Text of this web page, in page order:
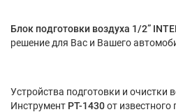
Блок подготовки воздуха 1/2”
решение для Вас и Вашего
Устройства подготовки и очистки
Инструмент PT-1430от известного